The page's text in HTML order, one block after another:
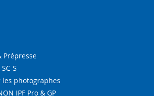
Prépresse
S
les photographes
IPF Pro & GP